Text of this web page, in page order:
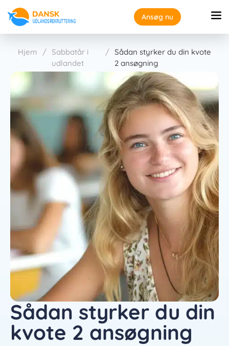
Ansøg nu
Hjem / Sabbatår i
udlandet
/ Sådan styrker du din kvote
2 ansøgning
Sådan styrker du din
kvote 2 ansøgning